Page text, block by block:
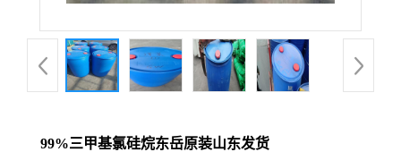
99%三甲基氯硅烷东岳原装山东发货